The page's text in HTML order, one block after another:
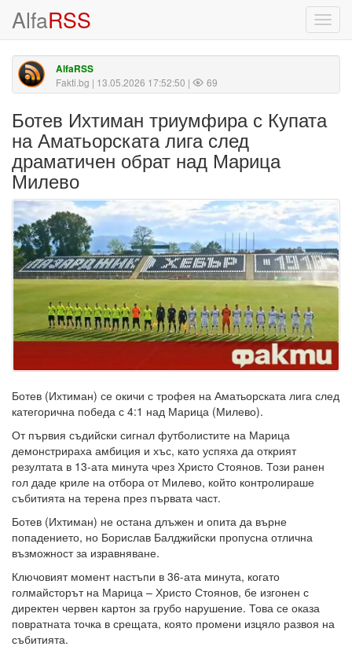
AlfaRSS
AlfaRSS
Fakti.bg | 13.05.2026 17:52:50 | 69
Ботев Ихтиман триумфира с Купата
на Аматьорската лига след
драматичен обрат над Марица
Милево
Ботев (Ихтиман) се окичи с трофея на Аматьорската лига след
категорична победа с 4:1 над Марица (Милево).
От първия съдийски сигнал футболистите на Марица
демонстрираха амбиция и хъс, като успяха да открият
резултата в 13-ата минута чрез Христо Стоянов. Този ранен
гол даде криле на отбора от Милево, който контролираше
събитията на терена през първата част.
Ботев (Ихтиман) не остана длъжен и опита да върне
попадението, но Борислав Балджийски пропусна отлична
възможност за изравняване.
Ключовият момент настъпи в 36-ата минута, когато
голмайсторът на Марица – Христо Стоянов, бе изгонен с
директен червен картон за грубо нарушение. Това се оказа
повратната точка в срещата, която промени изцяло развоя на
събитията.